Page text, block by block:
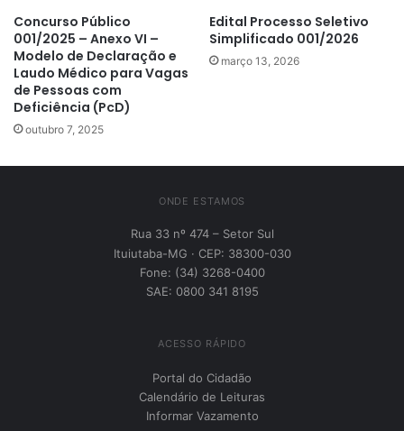
Concurso Público
001/2025 – Anexo VI –
Modelo de Declaração e
Laudo Médico para Vagas
de Pessoas com
Deficiência (PcD)
outubro 7, 2025
Edital Processo Seletivo
Simplificado 001/2026
março 13, 2026
ONDE ESTAMOS
Rua 33 nº 474 – Setor Sul
Ituiutaba-MG · CEP: 38300-030
Fone: (34) 3268-0400
SAE: 0800 341 8195
ACESSO RÁPIDO
Portal do Cidadão
Calendário de Leituras
Informar Vazamento